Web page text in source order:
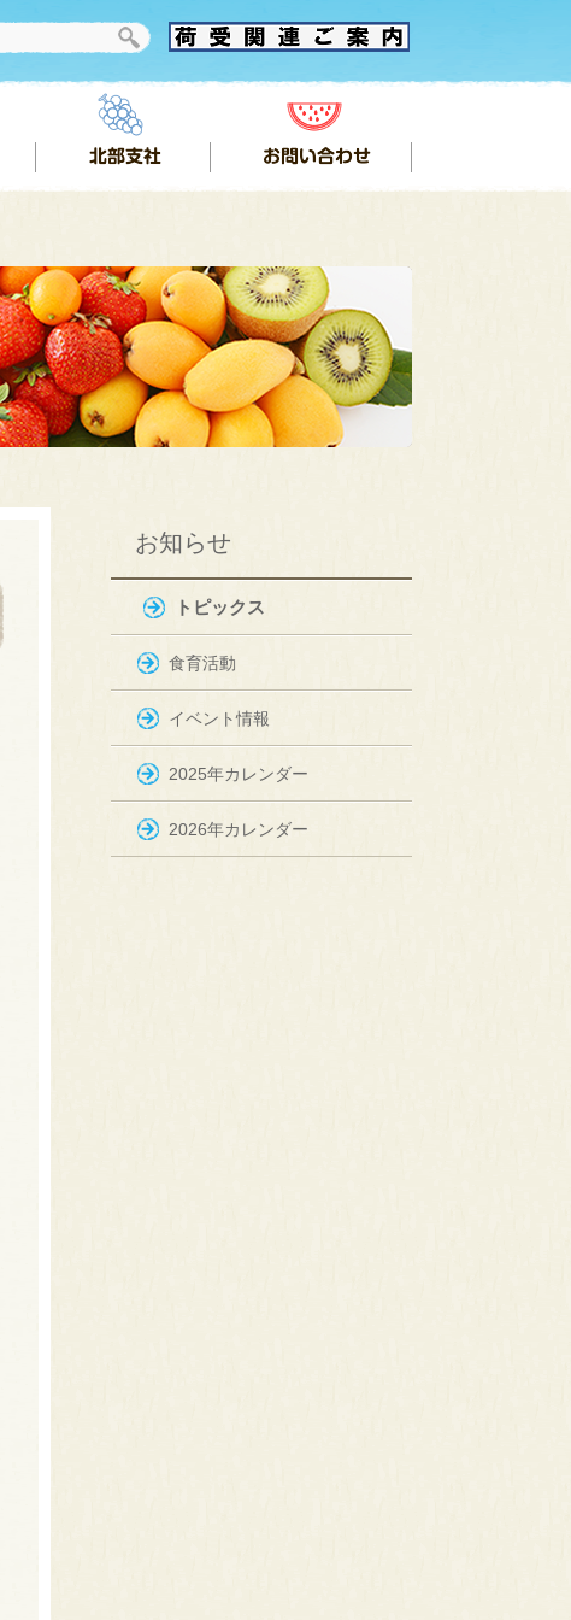
お知らせ
トピックス
食育活動
イベント情報
2025年カレンダー
2026年カレンダー